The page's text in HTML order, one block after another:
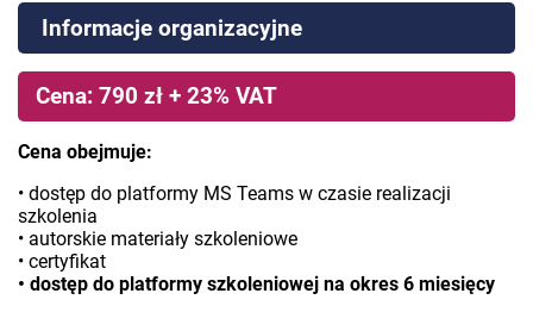
Informacje organizacyjne
Cena: 790 zł + 23% VAT
Cena obejmuje:
• dostęp do platformy MS Teams w czasie realizacji
szkolenia
• autorskie materiały szkoleniowe
• certyfikat
• dostęp do platformy szkoleniowej na okres 6 miesięcy